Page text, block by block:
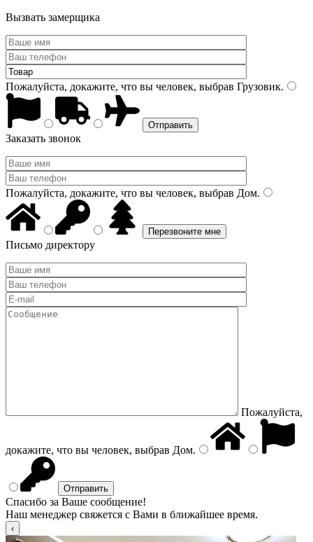
Вызвать замерщика
Пожалуйста, докажите, что вы человек, выбрав Грузовик.
Заказать звонок
Пожалуйста, докажите, что вы человек, выбрав Дом.
Письмо директору
Пожалуйста,
докажите, что вы человек, выбрав Дом.
Спасибо за Ваше сообщение!
Наш менеджер свяжется с Вами в ближайшее время.